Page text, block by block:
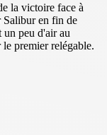
la victoire face à
Salibur en fin de
un peu d'air au
le premier relégable.